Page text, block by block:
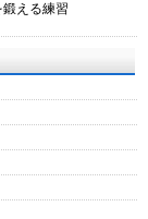
える練習